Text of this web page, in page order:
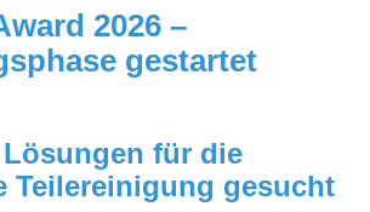
2026 –
gestartet
für die
Teilereinigung gesucht